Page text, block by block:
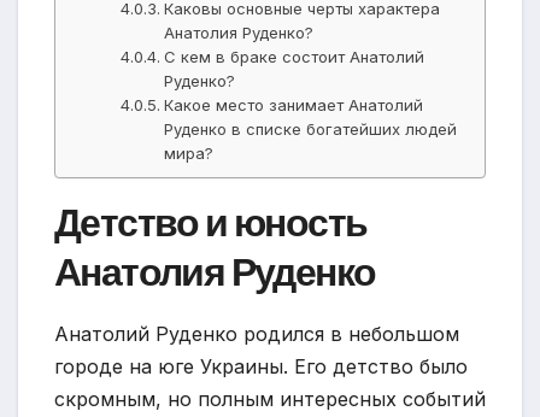
Каковы основные черты характера
Анатолия Руденко?
С кем в браке состоит Анатолий
Руденко?
Какое место занимает Анатолий
Руденко в списке богатейших людей
мира?
Детство и юность
Анатолия Руденко
Анатолий Руденко родился в небольшом
городе на юге Украины. Его детство было
скромным, но полным интересных событий